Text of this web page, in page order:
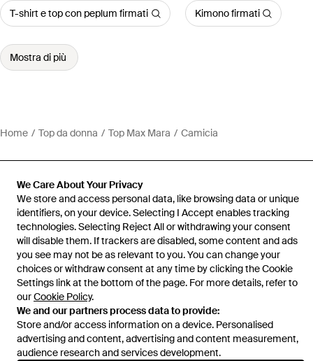
We Care About Your Privacy
We store and access personal data, like browsing data or unique
identifiers, on your device. Selecting I Accept enables tracking
technologies. Selecting Reject All or withdrawing your consent
will disable them. If trackers are disabled, some content and ads
you see may not be as relevant to you. You can change your
choices or withdraw consent at any time by clicking the Cookie
Settings link at the bottom of the page. For more details, refer to
ourCookie Policy.
We and our partners process data to provide:
Store and/or access information on a device. Personalised
advertising and content, advertising and content measurement,
audience research and services development.
T-shirt e top con peplum firmati Kimono firmati
Mostra di più
Home Top da donna Top Max Mara Camicia
Assistenza e info